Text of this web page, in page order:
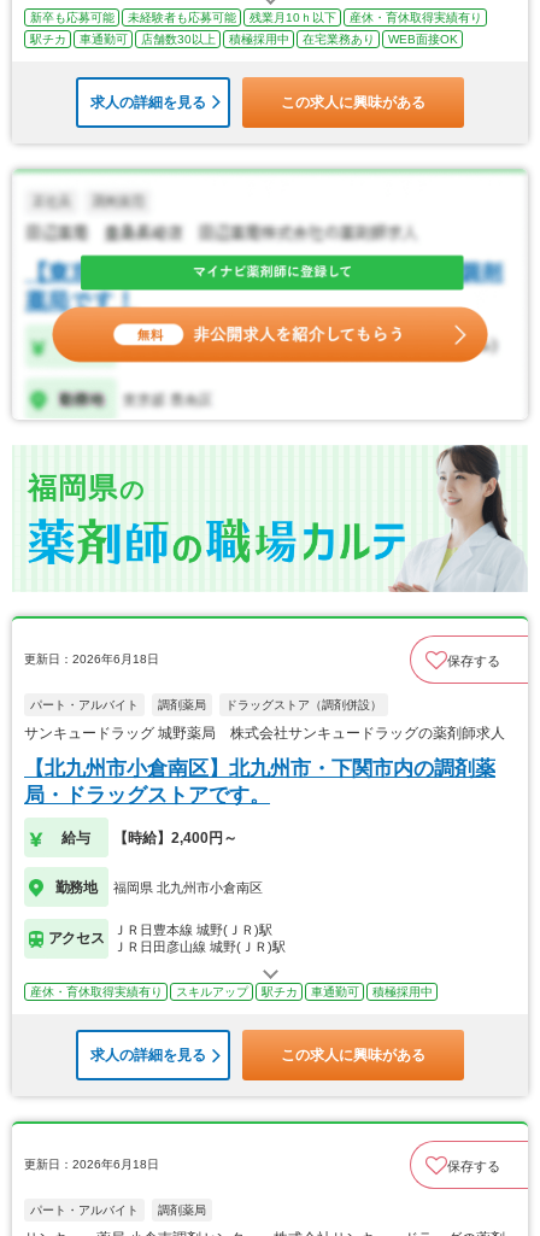
新卒も応募可能 未経験者も応募可能 残業月10ｈ以下
産休・育休取得実績有り
駅チカ
車通勤可 店舗数30以上 積極採用中 在宅業務あり WEB面接OK
求人の詳細を見る この求人に興味がある
福岡県の
更新日：2026年6月18日 保存する
パート・アルバイト 調剤薬局 ドラッグストア（調剤併設）
サンキュードラッグ 城野薬局 株式会社サンキュードラッグの薬剤師求人
【北九州市小倉南区】北九州市・下関市内の調剤薬
局・ドラッグストアです。
給与 【時給】2,400円～
勤務地 福岡県 北九州市小倉南区
アクセス
ＪＲ日豊本線 城野(ＪＲ)駅
ＪＲ日田彦山線 城野(ＪＲ)駅
産休・育休取得実績有り スキルアップ 駅チカ 車通勤可 積極採用中
求人の詳細を見る この求人に興味がある
更新日：2026年6月18日 保存する
パート・アルバイト 調剤薬局